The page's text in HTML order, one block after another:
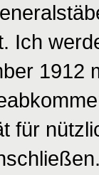
Ich
1912
für